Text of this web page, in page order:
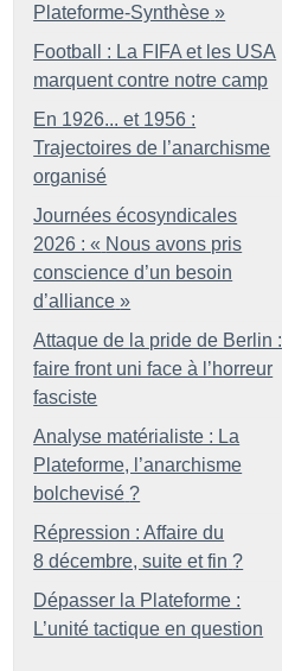
Plateforme-Synthèse »
Football : La FIFA et les USA
marquent contre notre camp
En 1926... et 1956 :
Trajectoires de l’anarchisme
organisé
Journées écosyndicales
2026 : « Nous avons pris
conscience d’un besoin
d’alliance »
Attaque de la pride de Berlin :
faire front uni face à l’horreur
fasciste
Analyse matérialiste : La
Plateforme, l’anarchisme
bolchevisé ?
Répression : Affaire du
8 décembre, suite et fin ?
Dépasser la Plateforme :
L’unité tactique en question